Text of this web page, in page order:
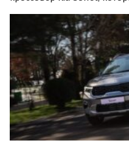
порядке, а цены на
условии доставки